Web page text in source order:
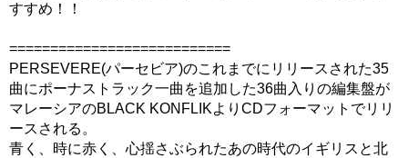
すすめ！！
===========================
PERSEVERE(パーセビア)のこれまでにリリースされた35
曲にポーナストラック一曲を追加した36曲入りの編集盤が
マレーシアのBLACK KONFLIKよりCDフォーマットでリリ
ースされる。
青く、時に赤く、心揺さぶられたあの時代のイギリスと北